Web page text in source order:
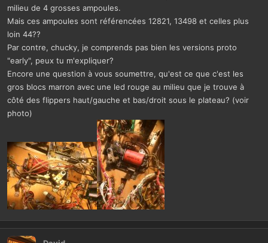
milieu de 4 grosses ampoules.
Mais ces ampoules sont référencées 12821, 13498 et celles plus
loin 44??
Par contre, chucky, je comprends pas bien les versions proto
"early", peux tu m'expliquer?
Encore une question à vous soumettre, qu'est ce que c'est les
gros blocs marron avec une led rouge au milieu que je trouve à
côté des flippers haut/gauche et bas/droit sous le plateau? (voir
photo)